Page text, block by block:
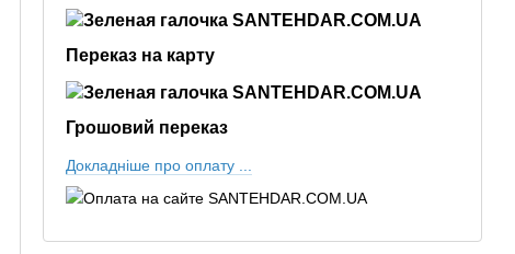
Переказ на карту
Грошовий переказ
Докладніше про оплату ...